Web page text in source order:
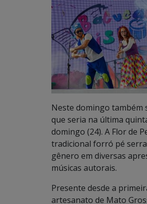
Neste domingo também
que seria na última
domingo (24). A Flor de
tradicional forró pé
gênero em diversas
músicas autorais.
Presente desde a
artesanato de Mato